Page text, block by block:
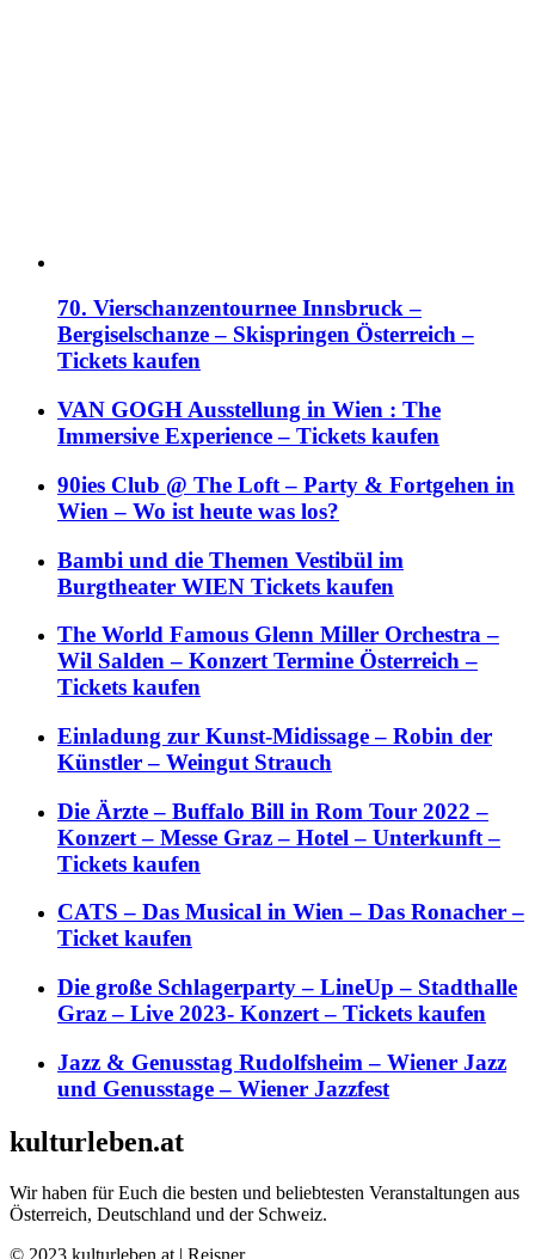
70. Vierschanzentournee Innsbruck –
Bergiselschanze – Skispringen Österreich –
Tickets kaufen
VAN GOGH Ausstellung in Wien : The
Immersive Experience – Tickets kaufen
90ies Club @ The Loft – Party & Fortgehen in
Wien – Wo ist heute was los?
Bambi und die Themen Vestibül im
Burgtheater WIEN Tickets kaufen
The World Famous Glenn Miller Orchestra –
Wil Salden – Konzert Termine Österreich –
Tickets kaufen
Einladung zur Kunst-Midissage – Robin der
Künstler – Weingut Strauch
Die Ärzte – Buffalo Bill in Rom Tour 2022 –
Konzert – Messe Graz – Hotel – Unterkunft –
Tickets kaufen
CATS – Das Musical in Wien – Das Ronacher –
Ticket kaufen
Die große Schlagerparty – LineUp – Stadthalle
Graz – Live 2023- Konzert – Tickets kaufen
Jazz & Genusstag Rudolfsheim – Wiener Jazz
und Genusstage – Wiener Jazzfest
kulturleben.at
Wir haben für Euch die besten und beliebtesten Veranstaltungen aus
Österreich, Deutschland und der Schweiz.
© 2023 kulturleben.at | Reisner